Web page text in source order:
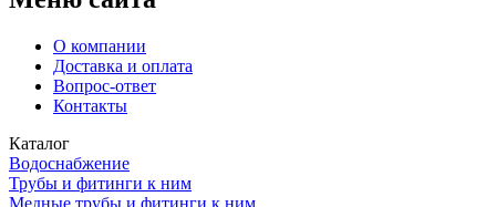
О компании
Доставка и оплата
Вопрос-ответ
Контакты
Каталог
Водоснабжение
Трубы и фитинги к ним
Медные трубы и фитинги к ним